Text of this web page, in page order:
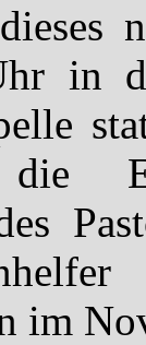
in
die
im